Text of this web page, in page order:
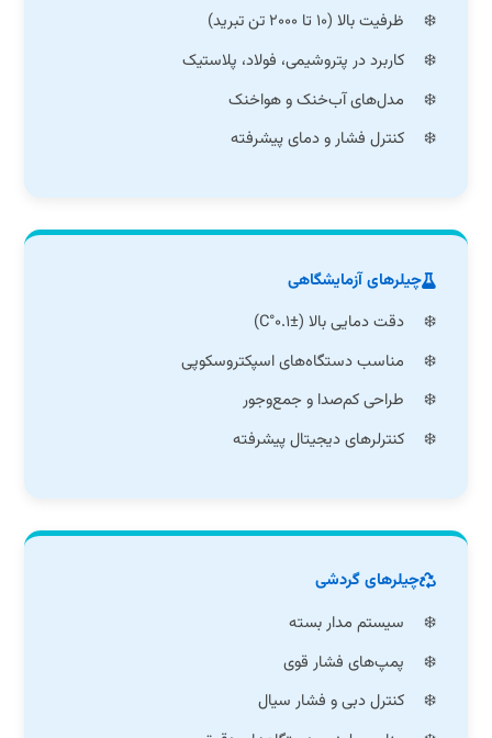
ظرفیت بالا (۱۰ تا ۲۰۰۰ تن تبرید)
کاربرد در پتروشیمی، فولاد، پلاستیک
مدل‌های آب‌خنک و هواخنک
کنترل فشار و دمای پیشرفته
چیلرهای آزمایشگاهی
دقت دمایی بالا (±۰.۱°C)
مناسب دستگاه‌های اسپکتروسکوپی
طراحی کم‌صدا و جمع‌وجور
کنترلرهای دیجیتال پیشرفته
چیلرهای گردشی
سیستم مدار بسته
پمپ‌های فشار قوی
کنترل دبی و فشار سیال